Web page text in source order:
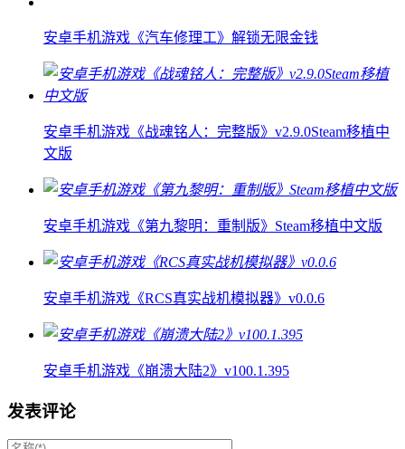
安卓手机游戏《汽车修理工》解锁无限金钱
安卓手机游戏《战魂铭人：完整版》v2.9.0Steam移植中
文版
安卓手机游戏《第九黎明：重制版》Steam移植中文版
安卓手机游戏《RCS真实战机模拟器》v0.0.6
安卓手机游戏《崩溃大陆2》v100.1.395
发表评论